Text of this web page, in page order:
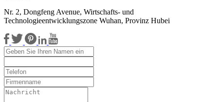
Nr. 2, Dongfeng Avenue, Wirtschafts- und
Technologieentwicklungszone Wuhan, Provinz Hubei